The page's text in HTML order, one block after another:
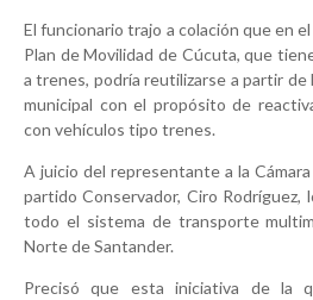
El funcionario trajo a colación que en
Plan de Movilidad de Cúcuta, que
a trenes, podría reutilizarse a partir
municipal con el propósito de
con vehículos tipo trenes.
A juicio del representante a la
partido Conservador, Ciro
todo el sistema de transporte
Norte de Santander.
Precisó que esta iniciativa de la